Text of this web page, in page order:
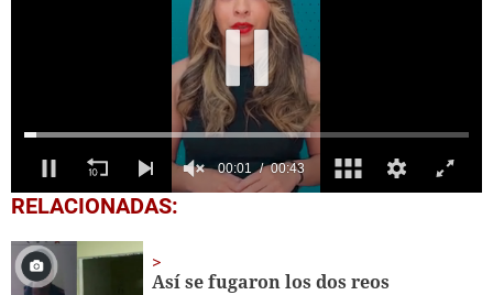
0
seconds
43
seconds
RELACIONADAS:
Así se fugaron los dos reos